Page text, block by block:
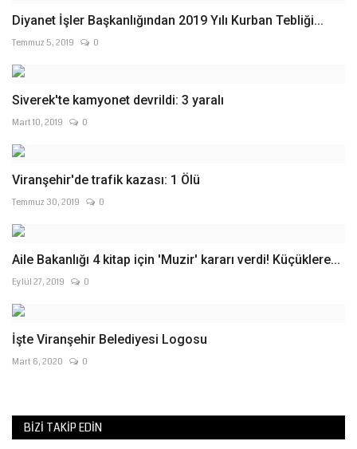
Diyanet İşler Başkanlığından 2019 Yılı Kurban Tebliği...
Temmuz 5, 2019 0
Siverek'te kamyonet devrildi: 3 yaralı
Mart 10, 2019 0
Viranşehir'de trafik kazası: 1 Ölü
Temmuz 30, 2019 0
Aile Bakanlığı 4 kitap için 'Muzir' kararı verdi! Küçüklere...
Eylül 27, 2019 0
İşte Viranşehir Belediyesi Logosu
Mart 6, 2020 0
BIZI TAKIP EDIN